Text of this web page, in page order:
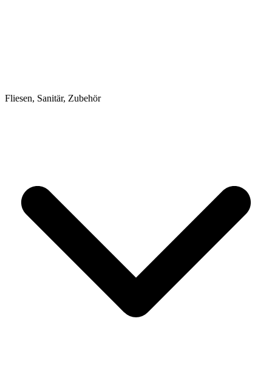
Fliesen, Sanitär, Zubehör